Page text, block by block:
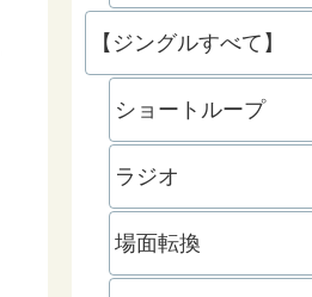
【ジングルすべて】
ショートループ
ラジオ
場面転換